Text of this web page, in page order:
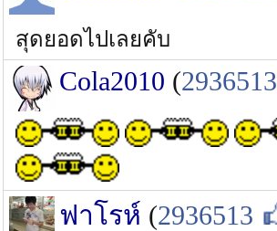
สุดยอดไปเลยคับ
Cola2010 (2936513
ฟาโรห์ (2936513